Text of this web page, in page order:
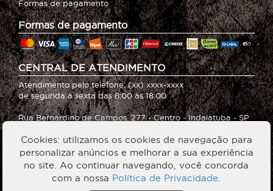
Formas de pagamento
Formas de pagamento
CENTRAL DE ATENDIMENTO
Atendimento pelo telefone: (xx) xxxx-xxxx
de segunda à sexta das 8:00 às 18:00
Rua Bernardino de Campos, 277 - Centro - Indaiatuba - SP
Dúvidas sobre nossos produtos?
Entre em contato com nosso SAC:
Cookies: utilizamos os cookies de navegação para
personalizar anúncios e melhorar a sua experiência
no site. Ao continuar navegando, você concorda
com a nossa Política de Privacidade.